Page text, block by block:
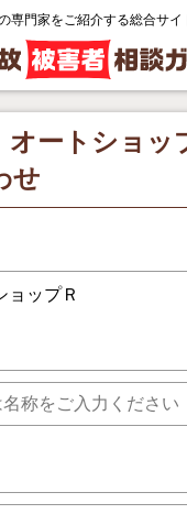
専門家をご紹介する総合サイ
ートショッ
せ
ップＲ